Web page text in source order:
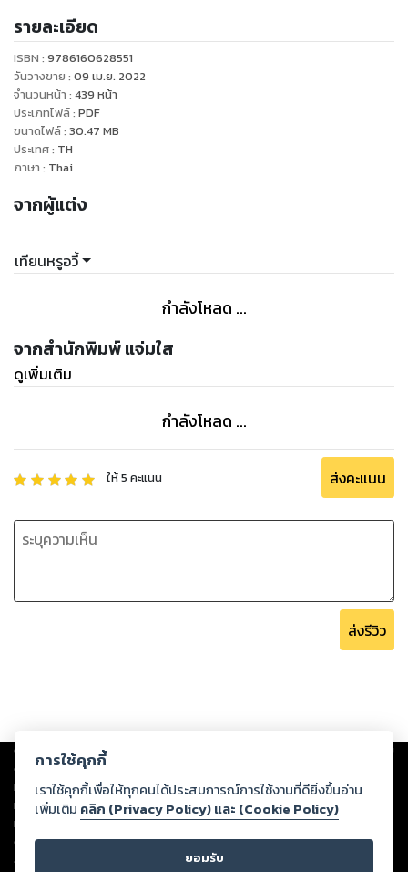
เพียงนี้
ฝูถิงห่วงทั้งการศึก ห่วงทั้งภรรยา ไหนจะลูกที่กำลังจะลืมตาดูโลก
อีก
ทว่าแผนล่อเสือออกจากถ้ำของพวกทูเจวี๋ยเป็นแบบย้อนศร
เมื่อเขาทิ้งไพร่พลส่วนใหญ่ไว้อีกด้าน ที่นี่จึงกลับกลายเป็นเป้า
หมายหลักที่พวกทูเจวี๋ยบุกโจมตี
แต่พวกมันคิดว่าทำเพียงเท่านี้แล้วจะเอาชนะบุรุษแดนเหนือเช่นเขา
คิดผิดเสียแล้ว เขาเป็นผู้บัญชาการ เป็นแม่ทัพใหญ่ของที่นี่
แตะต้อง
ขอเพียงแค่หลี่ชีฉือยังมีใจจะร่วมชีวิตไปกับเขาล่ะก็
ทั้งชีวิตและจิตใจของนาง ทั้งหมดเขาจะปกป้องด้วยชีวิตของเขา
"
รายละเอียด
ISBN : 9786160628551
วันวางขาย : 09 เม.ย. 2022
จำนวนหน้า : 439 หน้า
ประเภทไฟล์: PDF
ขนาดไฟล์: 30.47 MB
ประเทศ: TH
ภาษา : Thai
จากผู้แต่ง
เทียนหรูอวี้
กำลังโหลด ...
จากสำนักพิมพ์ แจ่มใส
ดูเพิ่มเติม
กำลังโหลด ...
ให้5 คะแนน ส่งคะแนน
ส่งรีวิว
Copyright © 2026
ต่อผลงานหรือเนื้อหาใดที่อัปโหลดผ่านเว็บไซต์และปรากฏว่าละเมิดสิทธิใน
ทรัพย์สินทางปัญญาของบุคคลอื่นหรือขัดต่อกฎหมายและศีลธรรม ดังนั้น ผู้อ่าน
ทุกท่านโปรดใช้วิจารณญาณในการกลั่นกรองด้วยตนเอง และหากท่านพบว่าส่วน
หนึ่งส่วนใดขัดต่อกฎหมายและศีลธรรม กรุณาแจ้งมายังบริษัท เพื่อทีมงานจะได้
ดำเนินการในทันที ทั้งนี้ ทางสตอรี่ล็อกขอสงวนลิขสิทธิ์ตามพระราชบัญญัติ
ลิขสิทธิ์ พ.ศ. 2537 (ฉบับล่าสุด)
การใช้คุกกี้
เราใช้คุกกี้เพื่อให้ทุกคนได้ประสบการณ์การใช้งานที่ดียิ่งขึ้นอ่าน
เพิ่มเติม คลิก (Privacy Policy) และ (Cookie Policy)
ยอมรับ